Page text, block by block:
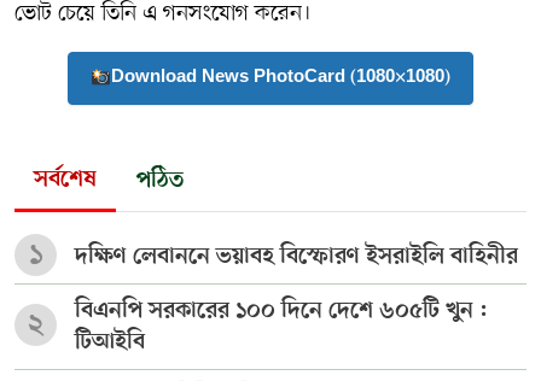
ভোট চেয়ে তিনি এ গনসংযোগ করেন।
Download News PhotoCard (1080×1080)
সর্বশেষ পঠিত
১ দক্ষিণ লেবাননে ভয়াবহ বিস্ফোরণ ইসরাইলি বাহিনীর
২
বিএনপি সরকারের ১০০ দিনে দেশে ৬০৫টি খুন :
টিআইবি